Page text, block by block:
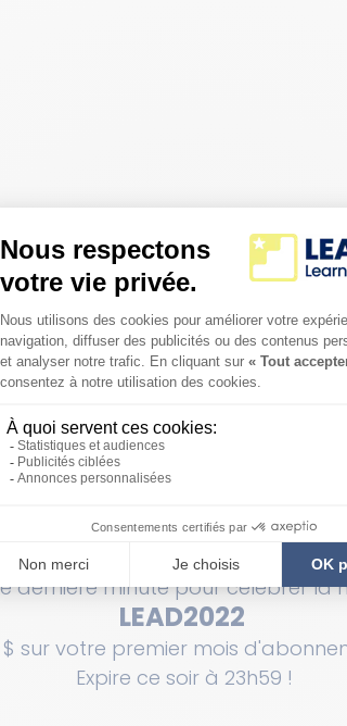
membre de LEAD avant la
pour bénéficier de nos
bas que 36 $ / heure
dernière minute pour célébrer la
LEAD2022
$ sur votre premier mois
Expire ce soir à 23h59 !